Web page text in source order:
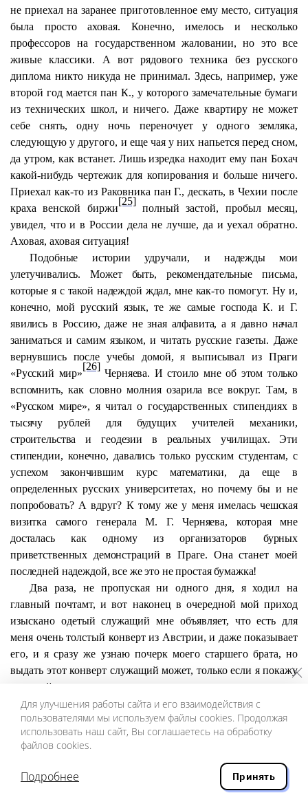
не приехал на заранее приготовленное ему место, ситуация
была просто аховая. Конечно, имелось и несколько
профессоров на государственном жаловании, но это все
живые классики. А вот рядового техника без русского
диплома никто никуда не принимал. Здесь, например, уже
второй год мается пан К., у которого замечательные бумаги
из технических школ, и ничего. Даже квартиру не может
себе снять, одну ночь переночует у одного земляка,
следующую у другого, и еще чая у них напьется перед сном,
да утром, как встанет. Лишь изредка находит ему пан Бохач
какой-нибудь чертежик для копирования и больше ничего.
Приехал как-то из Раковника пан Г., дескать, в Чехии после
краха венской биржи
[25]
полный застой, пробыл месяц,
увидел, что и в России дела не лучше, да и уехал обратно.
Аховая, аховая ситуация!
Подобные истории удручали, и надежды мои
улетучивались. Может быть, рекомендательные письма,
которые я с такой надеждой ждал, мне как-то помогут. Ну и,
конечно, мой русский язык, те же самые господа К. и Г.
явились в Россию, даже не зная алфавита, а я давно начал
заниматься и самим языком, и читать русские газеты. Даже
вернувшись после учебы домой, я выписывал из Праги
«Русский мир»
[26]
Черняева. И стоило мне об этом только
вспомнить, как словно молния озарила все вокруг. Там, в
«Русском мире», я читал о государственных стипендиях в
тысячу рублей для будущих учителей механики,
строительства и геодезии в реальных училищах. Эти
стипендии, конечно, давались только русским студентам, с
успехом закончившим курс математики, да еще в
определенных русских университетах, но почему бы и не
попробовать? А вдруг? К тому же у меня имелась чешская
визитка самого генерала М. Г. Черняева, которая мне
досталась как одному из организаторов бурных
приветственных демонстраций в Праге. Она станет моей
последней надеждой, все же это не простая бумажка!
Два раза, не пропуская ни одного дня, я ходил на
главный почтамт, и вот наконец в очередной мой приход
изыскано одетый служащий мне объявляет, что есть для
меня очень толстый конверт из Австрии, и даже показывает
его, и я сразу же узнаю почерк моего старшего брата, но
выдать этот конверт служащий может, только если я покажу
ему свой
Чертов этот паспорт! Сразу же по приезде я отдал его
старому дворнику, и с тех пор не могу получить назад. Сам
дворник являлся ко мне едва ли не через день и просил
деньги на какие-то новые казенные сборы, дескать, паспорт
заграничный и с ним много мороки, и всякий раз на лице
дворника я замечал новый синяк, словно он все никак не
Для улучшения работы сайта и его взаимодействия с
пользователями мы используем файлы cookies. Продолжая
использовать наш сайт, Вы соглашаетесь на обработку
файлов cookies.
Подробнее Принять